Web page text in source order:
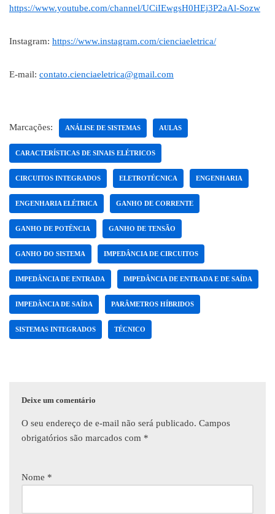
https://www.youtube.com/channel/UCiIEwgsH0HEj3P2aAl-Sozw
Instagram: https://www.instagram.com/cienciaeletrica/
E-mail: contato.cienciaeletrica@gmail.com
Marcações: ANÁLISE DE SISTEMAS AULAS
CARACTERÍSTICAS DE SINAIS ELÉTRICOS
CIRCUITOS INTEGRADOS ELETROTÉCNICA ENGENHARIA
ENGENHARIA ELÉTRICA GANHO DE CORRENTE
GANHO DE POTÊNCIA GANHO DE TENSÃO
GANHO DO SISTEMA IMPEDÂNCIA DE CIRCUITOS
IMPEDÂNCIA DE ENTRADA IMPEDÂNCIA DE ENTRADA E DE SAÍDA
IMPEDÂNCIA DE SAÍDA PARÂMETROS HÍBRIDOS
SISTEMAS INTEGRADOS TÉCNICO
Deixe um comentário
O seu endereço de e-mail não será publicado. Campos
obrigatórios são marcados com *
Nome *